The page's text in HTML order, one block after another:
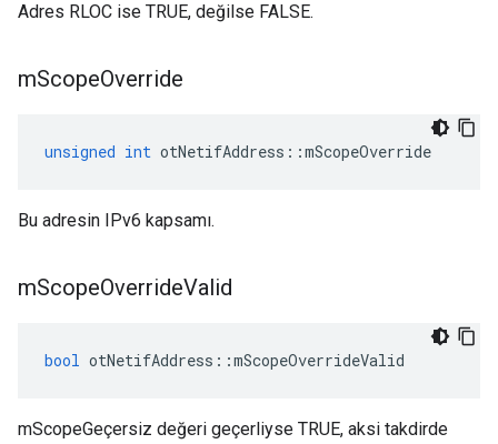
Adres RLOC ise TRUE, değilse FALSE.
mScopeOverride
unsigned int otNetifAddress ::mScopeOverride
Bu adresin IPv6 kapsamı.
mScopeOverrideValid
bool otNetifAddress ::mScopeOverrideValid
mScopeGeçersiz değeri geçerliyse TRUE, aksi takdirde